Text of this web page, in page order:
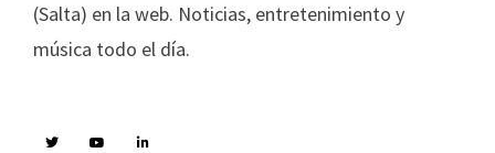
(Salta) en la web. Noticias, entretenimiento y
música todo el día.